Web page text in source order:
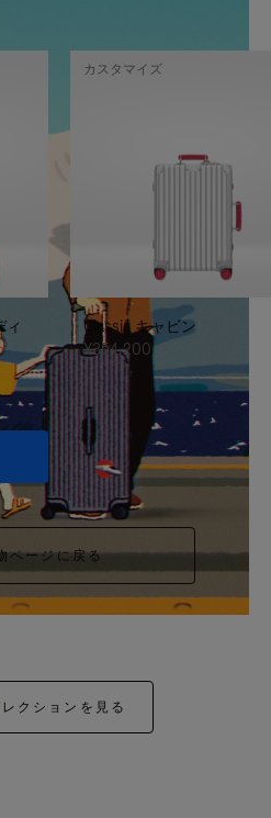
ィ
Classic キャビン
¥354,200
カスタマイズ
ページに戻る
クションを見る